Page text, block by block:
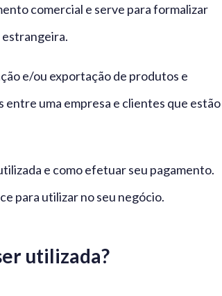
comercial e serve para formalizar
estrangeira.
e/ou exportação de produtos e
entre uma empresa e clientes que estão
e como efetuar seu pagamento.
para utilizar no seu negócio.
utilizada?